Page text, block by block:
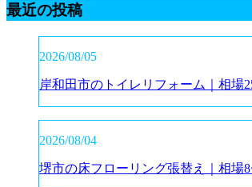
最近の投稿
2026/08/05
岸和田市のトイレリフォーム｜相場
2026/08/04
堺市の床フローリング張替え｜相場